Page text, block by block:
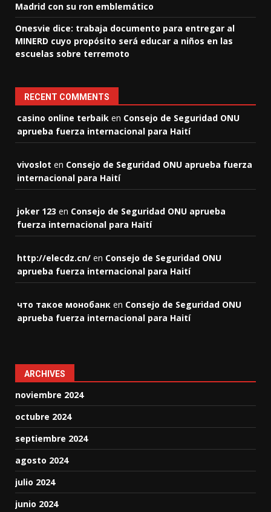
Madrid con su ron emblemático
Onesvie dice: trabaja documento para entregar al
MINERD cuyo propósito será educar a niños en las
escuelas sobre terremoto
RECENT COMMENTS
casino online terbaik en Consejo de Seguridad ONU
aprueba fuerza internacional para Haití
vivoslot en Consejo de Seguridad ONU aprueba fuerza
internacional para Haití
joker 123 en Consejo de Seguridad ONU aprueba
fuerza internacional para Haití
http://elecdz.cn/ en Consejo de Seguridad ONU
aprueba fuerza internacional para Haití
что такое монобанк en Consejo de Seguridad ONU
aprueba fuerza internacional para Haití
ARCHIVES
noviembre 2024
octubre 2024
septiembre 2024
agosto 2024
julio 2024
junio 2024